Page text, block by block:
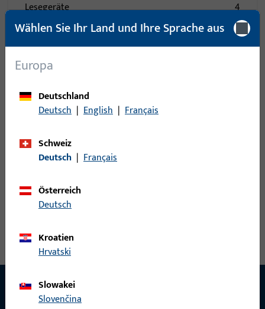
Lesegeräte
4
Sender
6
Sensoren
33
Steuerungen
Zubehör elektrisch
Wählen Sie Ihr Land und Ihre Sprache aus
Europa
Deutschland
Deutsch | English | Français
Schweiz
Deutsch | Français
Österreich
Deutsch
Kroatien
Hrvatski
Slowakei
Slovenčina